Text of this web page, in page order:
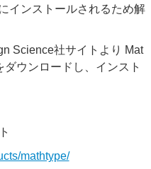
インストールされるため解
Science社サイトより Mat
ウンロードし、インスト
mathtype/